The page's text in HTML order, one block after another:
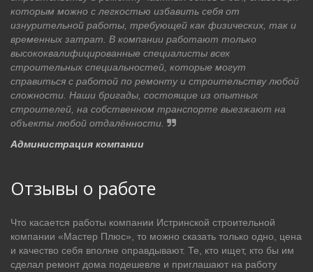
которым можно с легкостью избавить себя от
изнурительной работы, требующей как физических, так и
временных затрат. В компании работают только
высококвалифицированные специалисты всех
строительных специальностей, которые могут
справиться с работой по ремонту и строительству любой
сложности. Наши бригады, состоящие из опытных
строителей, на собственном транспорте выезжают на
объекты любой отдалённости.
Администрация компании
Отзывы о работе
Что касается работы компании Истринской строительной
компании «Мастер Плюс», то можно сказать только одно, цена
и качество себя вполне оправдывают. Те, кто ищет, кто бы им
сделал ремонт дома подешевле и приглашают на работу